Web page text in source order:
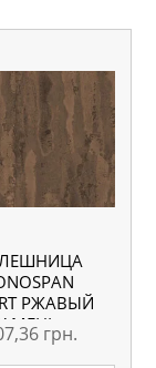
РЖАВЫЙ
грн.